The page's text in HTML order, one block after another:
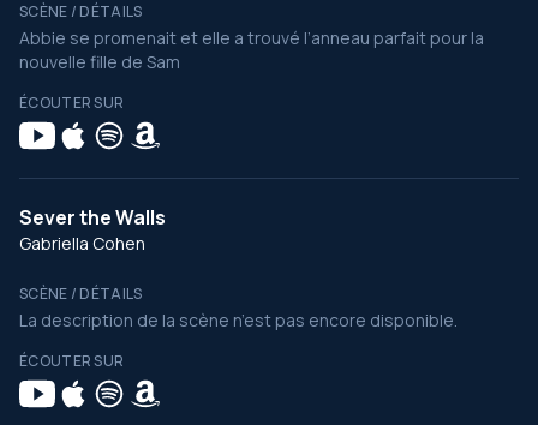
SCÈNE / DÉTAILS
Abbie se promenait et elle a trouvé l’anneau parfait pour la
nouvelle fille de Sam
ÉCOUTER SUR
Sever the Walls
Gabriella Cohen
SCÈNE / DÉTAILS
La description de la scène n’est pas encore disponible.
ÉCOUTER SUR